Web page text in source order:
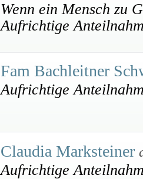
Wenn ein Mensch zu
Aufrichtige
Fam Bachleitner
Aufrichtige
Claudia Marksteiner
Aufrichtige